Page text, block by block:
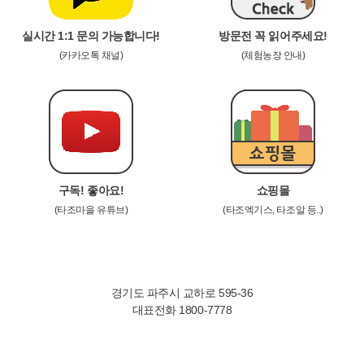
실시간 1:1 문의 가능합니다!
(카카오톡 채널)
방문전 꼭 읽어주세요!
(체험농장 안내)
구독! 좋아요!
(타조마을 유튜브)
쇼핑몰
(타조엑기스, 타조알 등..)
경기도 파주시 교하로 595-36
대표전화 1800-7778